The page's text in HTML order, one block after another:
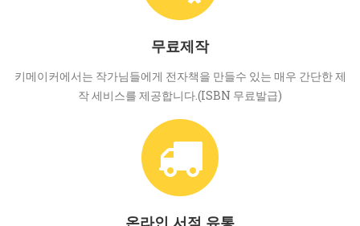
무료제작
키메이커에서는 작가님들에게 전자책을 만들수 있는 매우 간단한 제
작 세비스를 제공합니다.(ISBN 무료발급)